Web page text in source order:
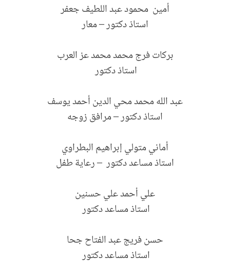
أمين محمود عبد اللطيف جعفر
استاذ دكتور – معار
بركات فرج محمد محمد عز العرب
استاذ دكتور
عبد الله محمد محي الدين أحمد يوسف
استاذ دكتور – مرافق زوجه
أماني متولي إبراهيم البطراوي
استاذ مساعد دكتور – رعاية طفل
علي أحمد علي حسنين
استاذ مساعد دكتور
حسن فريج عبد الفتاح جحا
استاذ مساعد دكتور